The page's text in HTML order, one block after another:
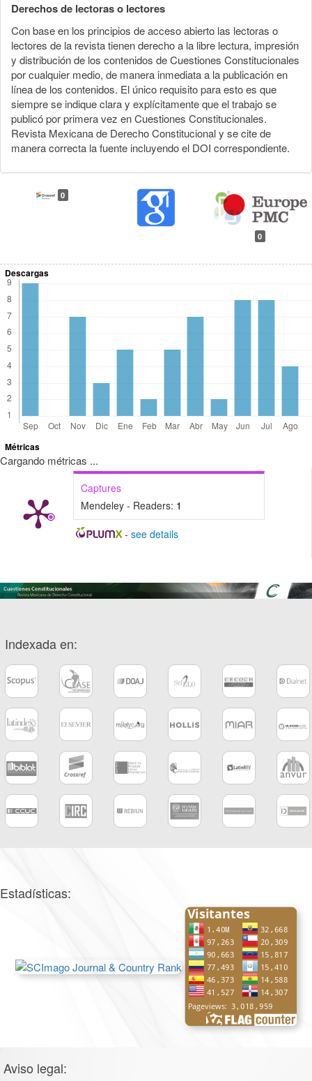
Derechos de lectoras o lectores
Con base en los principios de acceso abierto las lectoras o
lectores de la revista tienen derecho a la libre lectura, impresión
y distribución de los contenidos de Cuestiones Constitucionales
por cualquier medio, de manera inmediata a la publicación en
línea de los contenidos. El único requisito para esto es que
siempre se indique clara y explícitamente que el trabajo se
publicó por primera vez en Cuestiones Constitucionales.
Revista Mexicana de Derecho Constitucional y se cite de
manera correcta la fuente incluyendo el DOI correspondiente.
0
0
Descargas
Métricas
Cargando métricas ...
Captures
Mendeley - Readers: 1
- see details
Indexada en:
Estadísticas:
Aviso legal: